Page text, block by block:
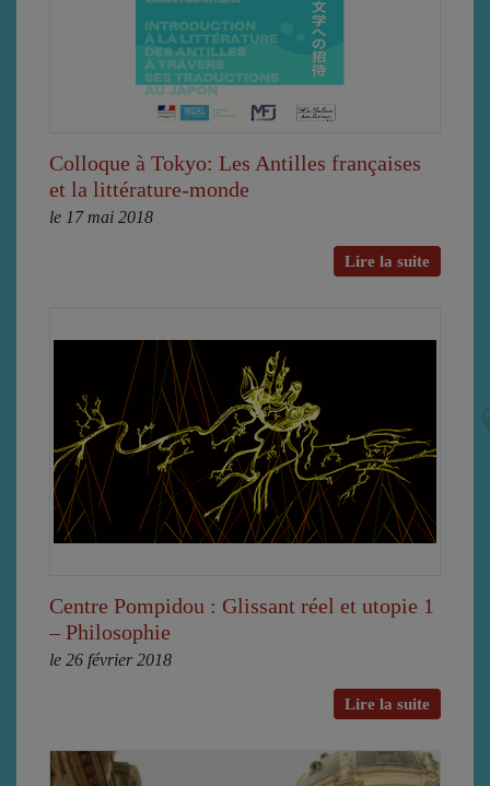
Colloque à Tokyo: Les Antilles françaises
et la littérature-monde
le 17 mai 2018
Lire la suite
Centre Pompidou : Glissant réel et utopie 1
– Philosophie
le 26 février 2018
Lire la suite